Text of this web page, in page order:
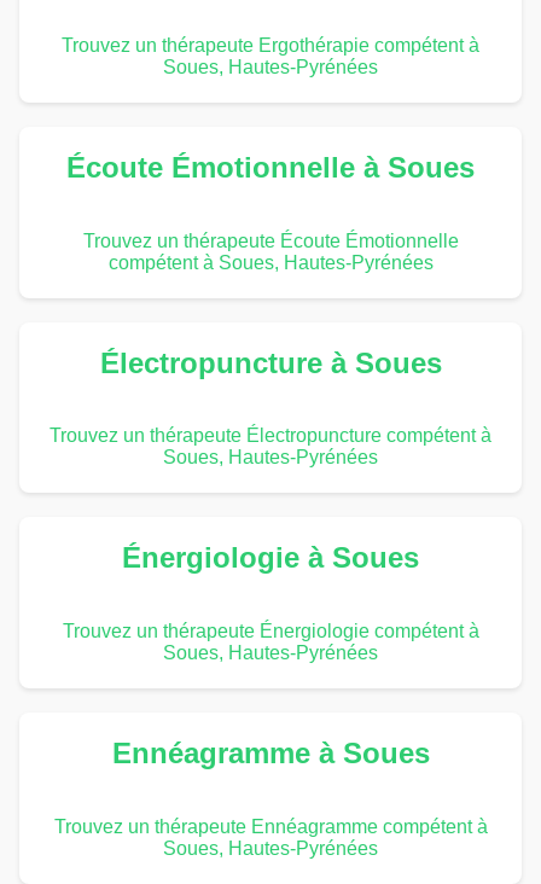
Trouvez un thérapeute Ergothérapie compétent à
Soues, Hautes-Pyrénées
Écoute Émotionnelle à Soues
Trouvez un thérapeute Écoute Émotionnelle
compétent à Soues, Hautes-Pyrénées
Électropuncture à Soues
Trouvez un thérapeute Électropuncture compétent à
Soues, Hautes-Pyrénées
Énergiologie à Soues
Trouvez un thérapeute Énergiologie compétent à
Soues, Hautes-Pyrénées
Ennéagramme à Soues
Trouvez un thérapeute Ennéagramme compétent à
Soues, Hautes-Pyrénées